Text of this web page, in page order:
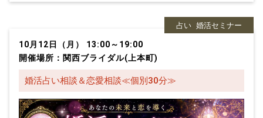
10月12日（月） 13:00～19:00
開催場所：関西ブライダル(上本町)
占い 婚活セミナー
婚活占い相談＆恋愛相談≪個別30分≫